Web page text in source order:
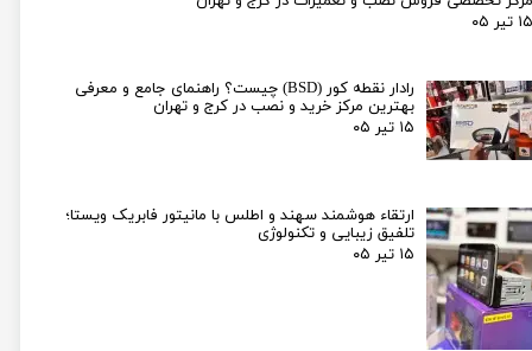
۱۵ تیر ۰۵
رادار نقطه کور (BSD) چیست؟ راهنمای جامع و معرفی
بهترین مرکز خرید و نصب در کرج و تهران
۱۵ تیر ۰۵
ارتقاء هوشمند سهند و اطلس با مانیتور فابریک ویستا؛
تلفیق زیبایی و تکنولوژی
۱۵ تیر ۰۵